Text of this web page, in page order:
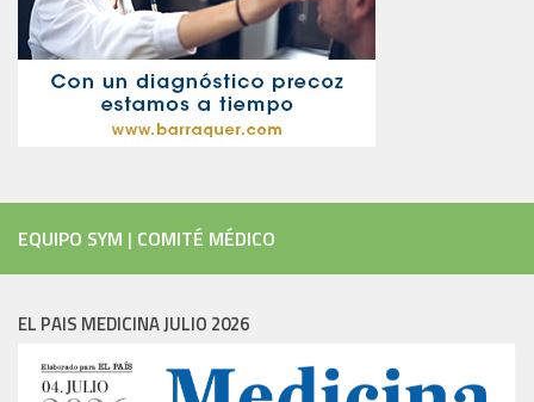
EQUIPO SYM | COMITÉ MÉDICO
EL PAIS MEDICINA JULIO 2026